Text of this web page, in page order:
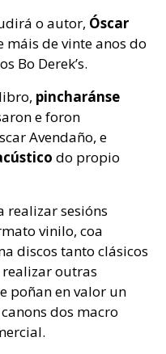
o autor, Óscar
de vinte anos do
Bo Derek’s.
pincharánse
e foron
Avendaño, e
do propio
realizar sesións
vinilo, coa
discos tanto clásicos
outras
poñan en valor un
dos macro